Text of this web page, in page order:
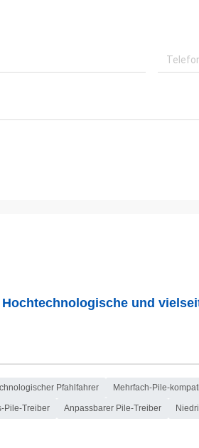
und
Pfahlfahrer Mehrfach-Pile-
Pile-Treiber Anpassbarer Pile-Treiber